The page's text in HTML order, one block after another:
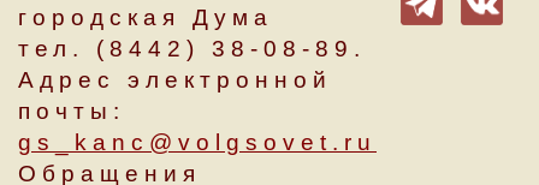
городская Дума
тел. (8442) 38-08-89.
Адрес электронной
почты:
gs_kanc@volgsovet.ru
Обращения